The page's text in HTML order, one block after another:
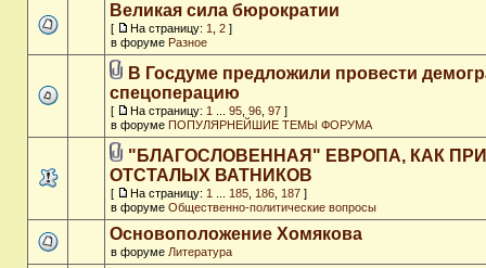
Великая сила бюрократии
[ На страницу: 1 2 ]
в форуме Разное
В Госдуме предложили провести
спецоперацию
[ На страницу: 1 95 96 97 ]
в форуме ПОПУЛЯРНЕЙШИЕ ТЕМЫ ФОРУМА
"БЛАГОСЛОВЕННАЯ" ЕВРОПА, КАК
ОТСТАЛЫХ ВАТНИКОВ
[ На страницу: 1 185 186 187 ]
в форуме Общественно-политические вопросы
Основоположение Хомякова
в форуме Литература